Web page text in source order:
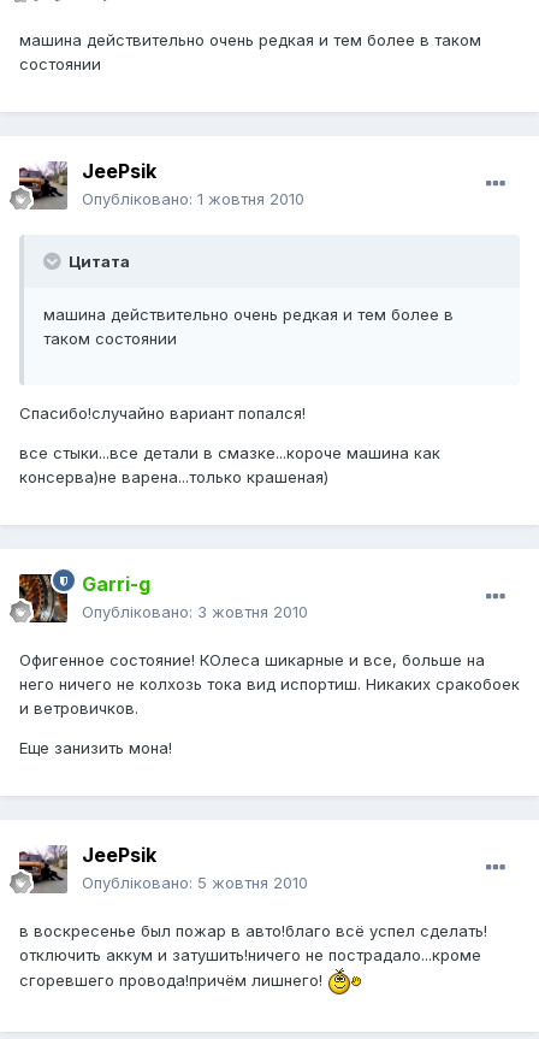
машина действительно очень редкая и тем более в таком
состоянии
JeePsik
Опубліковано: 1 жовтня 2010
Цитата
машина действительно очень редкая и тем более в
таком состоянии
Спасибо!случайно вариант попался!
все стыки...все детали в смазке...короче машина как
консерва)не варена...только крашеная)
Garri-g
Опубліковано: 3 жовтня 2010
Офигенное состояние! КОлеса шикарные и все, больше на
него ничего не колхозь тока вид испортиш. Никаких сракобоек
и ветровичков.
Еще занизить мона!
JeePsik
Опубліковано: 5 жовтня 2010
в воскресенье был пожар в авто!благо всё успел сделать!
отключить аккум и затушить!ничего не пострадало...кроме
сгоревшего провода!причём лишнего!